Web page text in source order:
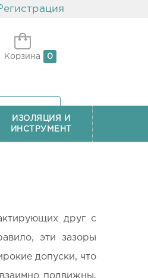
Корзина 0
ИЗОЛЯЦИЯ И
ИНСТРУМЕНТ
друг с
эти зазоры
допуски, что
подвижны,